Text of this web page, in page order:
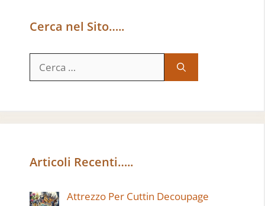
Cerca nel Sito…..
per:
Articoli Recenti…..
Attrezzo Per Cuttin Decoupage